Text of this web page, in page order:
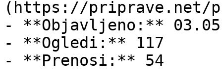
(https://priprave.net/
- **Objavljeno:**
- **Ogledi:** 117
- **Prenosi:** 54